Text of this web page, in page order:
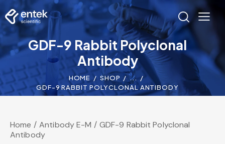
GDF-9 Rabbit Polyclonal
Antibody
HOME SHOP
...
GDF-9 RABBIT POLYCLONAL ANTIBODY
Home Antibody E-M
GDF-9 Rabbit Polyclonal
Antibody